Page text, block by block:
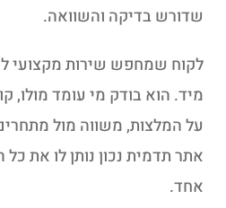
שדורש בדיקה והשוואה.
לקוח שמחפש שירות מקצועי
מיד. הוא בודק מי עומד מולו,
על המלצות, משווה מול
אתר תדמית נכון נותן לו את
אחד.